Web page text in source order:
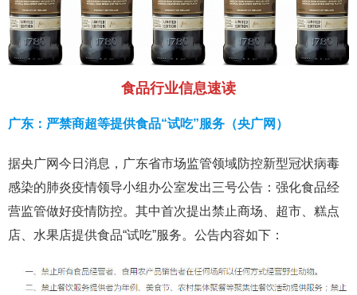
食品行业信息速读
广东：严禁商超等提供食品“试吃”服务（央广网）
据央广网今日消息，广东省市场监管领域防控新型冠状病毒
感染的肺炎疫情领导小组办公室发出三号公告：强化食品经
营监管做好疫情防控。其中首次提出禁止商场、超市、糕点
店、水果店提供食品“试吃”服务。公告内容如下：